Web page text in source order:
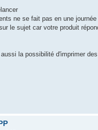
ne se fait pas en une journée
le sujet car votre produit
la possibilité d'imprimer